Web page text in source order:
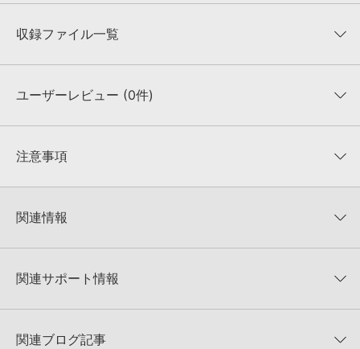
収録ファイル一覧
収録ファイル一覧
ユーザーレビュー (0件)
★★★★★
★5
★4
★1
0%
注意事項
KONTAKTフォーマットは、
でお使いいただけます。無償版のKONTAKT PLAYERではお使いい
4GBを超えるデータに関するご注意：
FAT32でフォーマットされた
きます際には、NTFSやHFS＋でフォーマットされたHDDをご用意
関連情報
に50%OFF！サマーセール！
関連サポート情報
方法
関連ブログ記事